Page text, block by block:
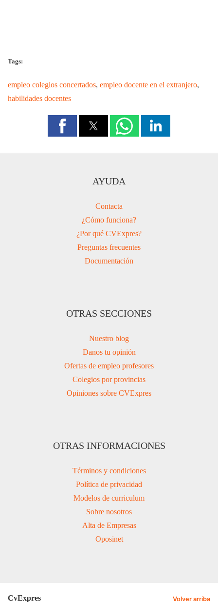
Tags:
empleo colegios concertados, empleo docente en el extranjero,
habilidades docentes
AYUDA
Contacta
¿Cómo funciona?
¿Por qué CVExpres?
Preguntas frecuentes
Documentación
OTRAS SECCIONES
Nuestro blog
Danos tu opinión
Ofertas de empleo profesores
Colegios por provincias
Opiniones sobre CVExpres
OTRAS INFORMACIONES
Términos y condiciones
Política de privacidad
Modelos de curriculum
Sobre nosotros
Alta de Empresas
Oposinet
CvExpres Volver arriba